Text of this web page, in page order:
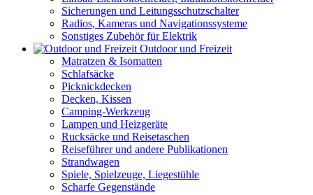
Sicherungen und Leitungsschutzschalter
Radios, Kameras und Navigationssysteme
Sonstiges Zubehör für Elektrik
Outdoor und Freizeit
Matratzen & Isomatten
Schlafsäcke
Picknickdecken
Decken, Kissen
Camping-Werkzeug
Lampen und Heizgeräte
Rucksäcke und Reisetaschen
Reiseführer und andere Publikationen
Strandwagen
Spiele, Spielzeuge, Liegestühle
Scharfe Gegenstände